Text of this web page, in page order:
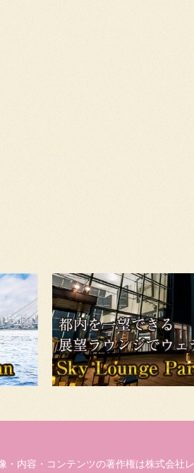
・内容・コンテンツの著作権は株式会社